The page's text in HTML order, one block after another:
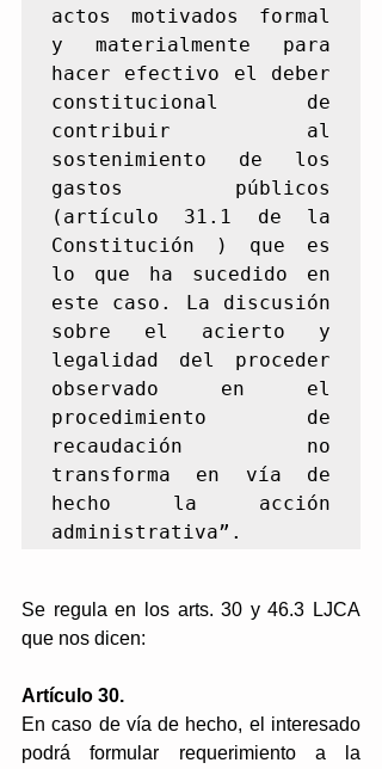
actos motivados formal
y materialmente para
hacer efectivo el deber
constitucional de
contribuir al
sostenimiento de los
gastos públicos
(artículo 31.1 de la
Constitución ) que es
lo que ha sucedido en
este caso. La discusión
sobre el acierto y
legalidad del proceder
observado en el
procedimiento de
recaudación no
transforma en vía de
hecho la acción
administrativa”.
Se regula en los arts. 30 y 46.3 LJCA
que nos dicen:
Artículo 30.
En caso de vía de hecho, el interesado
podrá formular requerimiento a la